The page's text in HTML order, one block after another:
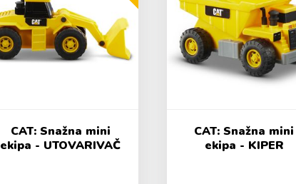
CAT: Snažna mini
ekipa - UTOVARIVAČ
CAT: Snažna mini
ekipa - KIPER